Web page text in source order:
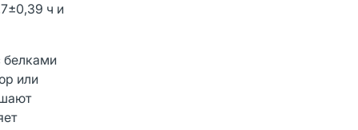
ч и
белками
или